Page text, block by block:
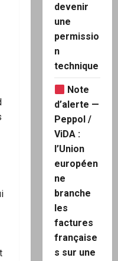
Telegram
devenir
une
permissio
n
technique
Note
d’alerte —
Peppol /
ViDA :
l’Union
européen
ne
branche
les
factures
française
s sur une